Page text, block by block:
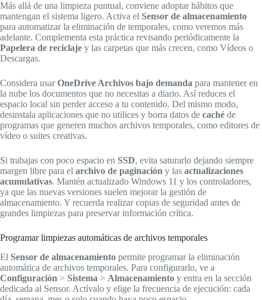
Más allá de una limpieza puntual, conviene adoptar hábitos que
mantengan el sistema ligero. Activa el Sensor de almacenamiento
para automatizar la eliminación de temporales, como veremos más
adelante. Complementa esta práctica revisando periódicamente la
Papelera de reciclaje y las carpetas que más crecen, como Vídeos o
Descargas.
Considera usarOneDrive Archivos bajo demanda para mantener en
la nube los documentos que no necesitas a diario. Así reduces el
espacio local sin perder acceso a tu contenido. Del mismo modo,
desinstala aplicaciones que no utilices y borra datos de caché de
programas que generen muchos archivos temporales, como editores de
vídeo o suites creativas.
Si trabajas con poco espacio en SSD, evita saturarlo dejando siempre
margen libre para el archivo de paginación y las actualizaciones
acumulativas. Mantén actualizado Windows 11 y los controladores,
ya que las nuevas versiones suelen mejorar la gestión de
almacenamiento. Y recuerda realizar copias de seguridad antes de
grandes limpiezas para preservar información crítica.
Programar limpiezas automáticas de archivos temporales
El Sensor de almacenamiento permite programar la eliminación
automática de archivos temporales. Para configurarlo, ve a
Configuración > Sistema > Almacenamiento y entra en la sección
dedicada al Sensor. Actívalo y elige la frecuencia de ejecución: cada